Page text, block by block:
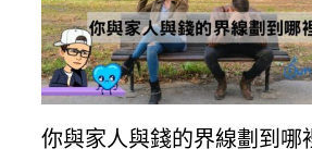
你與家人與錢的界線劃到哪